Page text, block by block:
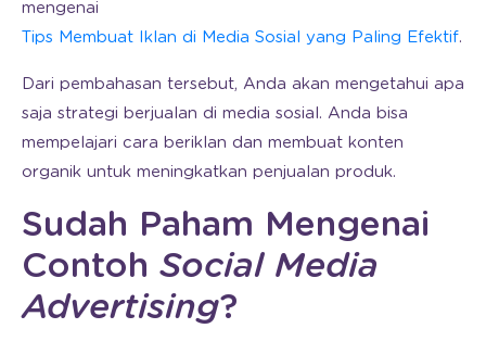
mengenai
Tips Membuat Iklan di Media Sosial yang Paling Efektif.
Dari pembahasan tersebut, Anda akan mengetahui apa
saja strategi berjualan di media sosial. Anda bisa
mempelajari cara beriklan dan membuat konten
organik untuk meningkatkan penjualan produk.
Sudah Paham Mengenai
Contoh Social Media
Advertising?